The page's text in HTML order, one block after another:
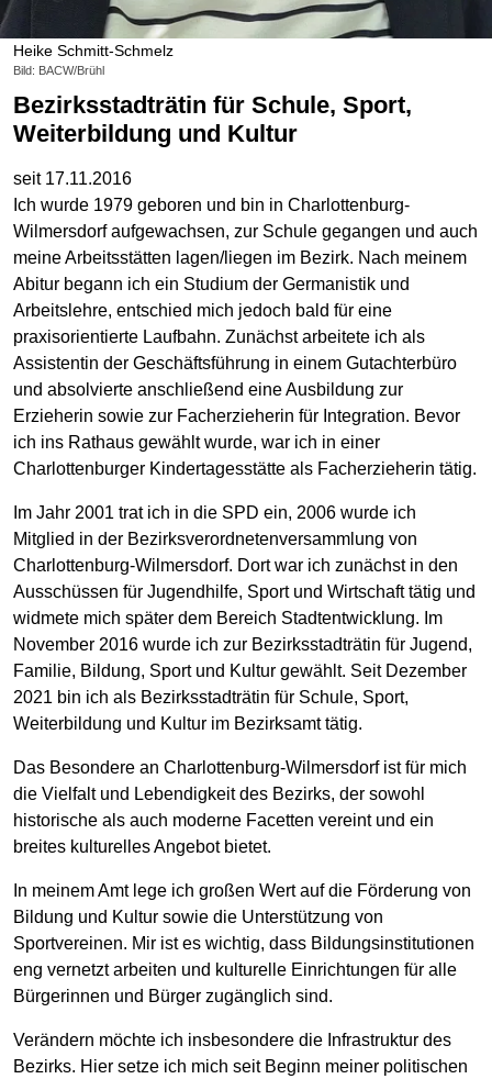
Heike Schmitt-Schmelz
Bild: BACW/Brühl
Bezirksstadträtin für Schule, Sport,
Weiterbildung und Kultur
seit 17.11.2016
Ich wurde 1979 geboren und bin in Charlottenburg-
Wilmersdorf aufgewachsen, zur Schule gegangen und auch
meine Arbeitsstätten lagen/liegen im Bezirk. Nach meinem
Abitur begann ich ein Studium der Germanistik und
Arbeitslehre, entschied mich jedoch bald für eine
praxisorientierte Laufbahn. Zunächst arbeitete ich als
Assistentin der Geschäftsführung in einem Gutachterbüro
und absolvierte anschließend eine Ausbildung zur
Erzieherin sowie zur Facherzieherin für Integration. Bevor
ich ins Rathaus gewählt wurde, war ich in einer
Charlottenburger Kindertagesstätte als Facherzieherin tätig.
Im Jahr 2001 trat ich in die SPD ein, 2006 wurde ich
Mitglied in der Bezirksverordnetenversammlung von
Charlottenburg-Wilmersdorf. Dort war ich zunächst in den
Ausschüssen für Jugendhilfe, Sport und Wirtschaft tätig und
widmete mich später dem Bereich Stadtentwicklung. Im
November 2016 wurde ich zur Bezirksstadträtin für Jugend,
Familie, Bildung, Sport und Kultur gewählt. Seit Dezember
2021 bin ich als Bezirksstadträtin für Schule, Sport,
Weiterbildung und Kultur im Bezirksamt tätig.
Das Besondere an Charlottenburg-Wilmersdorf ist für mich
die Vielfalt und Lebendigkeit des Bezirks, der sowohl
historische als auch moderne Facetten vereint und ein
breites kulturelles Angebot bietet.
In meinem Amt lege ich großen Wert auf die Förderung von
Bildung und Kultur sowie die Unterstützung von
Sportvereinen. Mir ist es wichtig, dass Bildungsinstitutionen
eng vernetzt arbeiten und kulturelle Einrichtungen für alle
Bürgerinnen und Bürger zugänglich sind.
Verändern möchte ich insbesondere die Infrastruktur des
Bezirks. Hier setze ich mich seit Beginn meiner politischen